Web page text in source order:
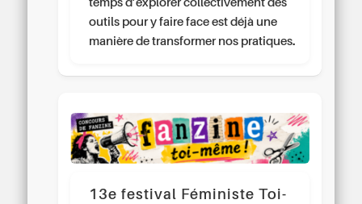
temps d’explorer collectivement des
outils pour y faire face est déjà une
manière de transformer nos pratiques.
13e festival Féministe Toi-